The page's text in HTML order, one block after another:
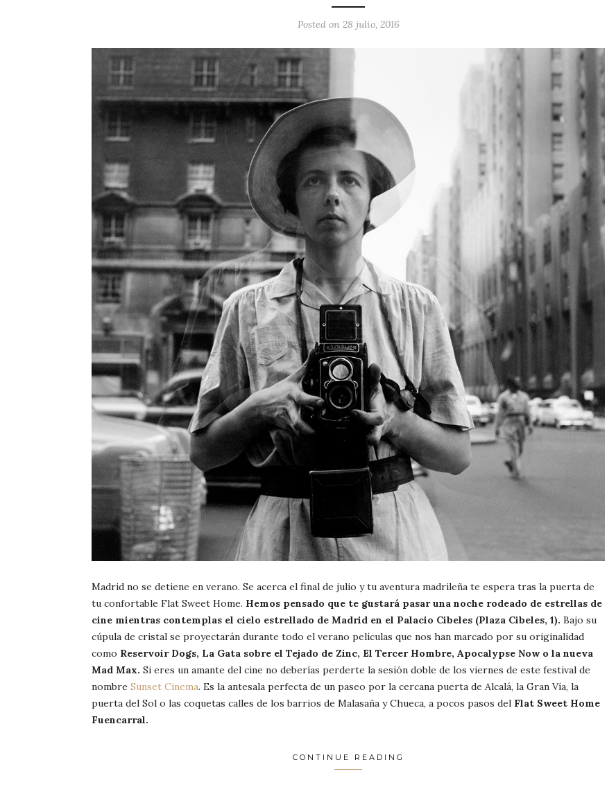
Posted on 28 julio, 2016
Madrid no se detiene en verano. Se acerca el final de julio y tu aventura madrileña te espera tras la puerta de
tu confortable Flat Sweet Home. Hemos pensado que te gustará pasar una noche rodeado de estrellas de
cine mientras contemplas el cielo estrellado de Madrid en el Palacio Cibeles (Plaza Cibeles, 1). Bajo su
cúpula de cristal se proyectarán durante todo el verano películas que nos han marcado por su originalidad
como Reservoir Dogs, La Gata sobre el Tejado de Zinc, El Tercer Hombre, Apocalypse Now o la nueva
Mad Max. Si eres un amante del cine no deberías perderte la sesión doble de los viernes de este festival de
nombre Sunset Cinema. Es la antesala perfecta de un paseo por la cercana puerta de Alcalá, la Gran Vía, la
puerta del Sol o las coquetas calles de los barrios de Malasaña y Chueca, a pocos pasos del Flat Sweet Home
Fuencarral.
CONTINUE READING